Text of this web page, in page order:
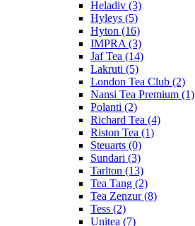
Heladiv (3)
Hyleys (5)
Hyton (16)
IMPRA (3)
Jaf Tea (14)
Lakruti (5)
London Tea Club (2)
Nansi Tea Premium (1)
Polanti (2)
Richard Tea (4)
Riston Tea (1)
Steuarts (0)
Sundari (3)
Tarlton (13)
Tea Tang (2)
Tea Zenzur(8)
Tess (2)
Unitea (7)